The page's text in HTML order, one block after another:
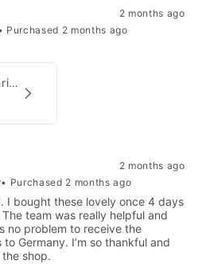
2 months ago
Purchased 2 months ago
Robe "Showgirls" Christian Dior par John Galliano Été 2003
2 months ago
• Purchased 2 months ago
I bought these lovely once 4 days
team was really helpful and
no problem to receive the
Germany. I’m so thankful and
shop.